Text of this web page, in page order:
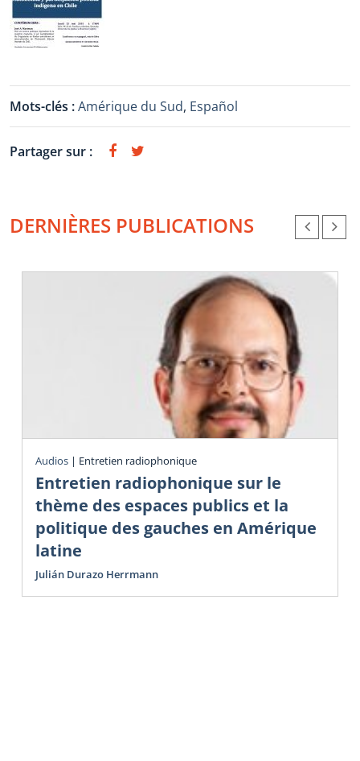
Mots-clés :Amérique du Sud, Español
Partager sur :
DERNIÈRES PUBLICATIONS
Audios | Entretien radiophonique
Entretien radiophonique sur le
thème des espaces publics et la
politique des gauches en Amérique
latine
Julián Durazo Herrmann